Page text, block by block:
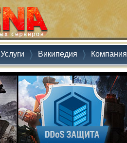
Услуги Википедия Компания